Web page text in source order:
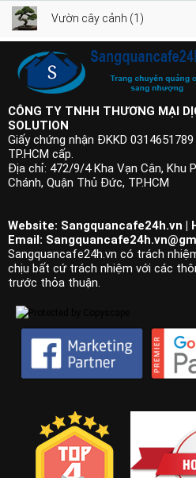
Vườn cây cảnh (1)
CÔNG TY TNHH THƯƠNG MẠI
SOLUTION
Giấy chứng nhận ĐKKD
TP.HCM cấp.
Địa chỉ: 472/9/4 Kha Vạn Cân, Khu
Chánh, Quận Thủ Đức, TP.HCM
Website: Sangquancafe24h.vn |
Email:
Sangquancafe24h.vn có trách
chịu bất cứ trách nhiệm với các
trước thỏa thuận.